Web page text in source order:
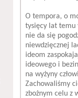
O tempora, o
tysięcy lat temu
nie da się
niewdzięcznej
ideom
ideowego i
na wyżyny
Zachowaliśmy
zbożnym celu z